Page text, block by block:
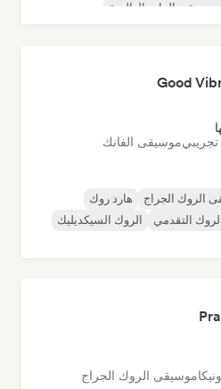
موسيقى الراب العالمية
Good
موسيقى الفانك
الروك الجراج
هارد روك
الروك التقدمي
الروك السيكديليك
موسيقى الروك الجراج